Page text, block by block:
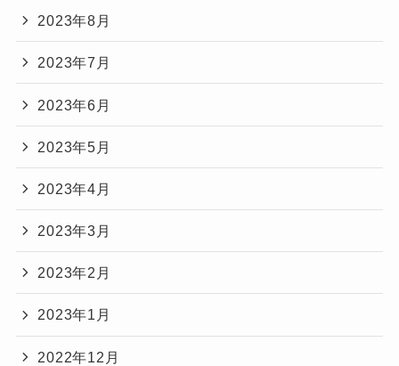
2023年8月
2023年7月
2023年6月
2023年5月
2023年4月
2023年3月
2023年2月
2023年1月
2022年12月